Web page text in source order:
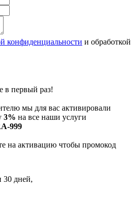
конфиденциальности и обработкой
в первый раз!
мы для вас активировали
3% на все наши услуги
999
на активацию чтобы промокод
30 дней,